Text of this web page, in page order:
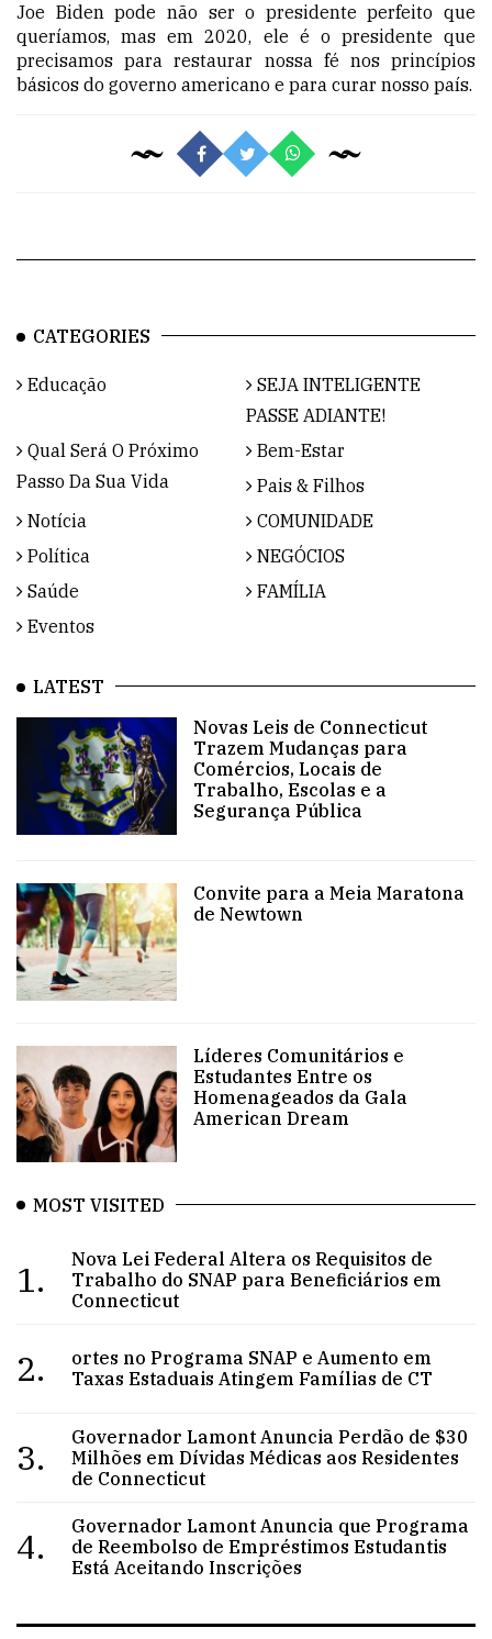
Joe Biden pode não ser o presidente perfeito que
queríamos, mas em 2020, ele é o presidente que
precisamos para restaurar nossa fé nos princípios
básicos do governo americano e para curar nosso país.
CATEGORIES
Educação
SEJA INTELIGENTE
PASSE ADIANTE!
Qual Será O Próximo
Passo Da Sua Vida
Bem-Estar
Pais & Filhos
Notícia
COMUNIDADE
Política
NEGÓCIOS
Saúde
FAMÍLIA
Eventos
LATEST
Novas Leis de Connecticut
Trazem Mudanças para
Comércios, Locais de
Trabalho, Escolas e a
Segurança Pública
Convite para a Meia Maratona
de Newtown
Líderes Comunitários e
Estudantes Entre os
Homenageados da Gala
American Dream
MOST VISITED
1.
Nova Lei Federal Altera os Requisitos de
Trabalho do SNAP para Beneficiários em
Connecticut
2.
ortes no Programa SNAP e Aumento em
Taxas Estaduais Atingem Famílias de CT
3.
Governador Lamont Anuncia Perdão de $30
Milhões em Dívidas Médicas aos Residentes
de Connecticut
4.
Governador Lamont Anuncia que Programa
de Reembolso de Empréstimos Estudantis
Está Aceitando Inscrições